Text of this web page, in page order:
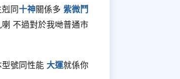
同十神關係多 紫微鬥
不過對於我哋普通市
號同性能 大運就係你